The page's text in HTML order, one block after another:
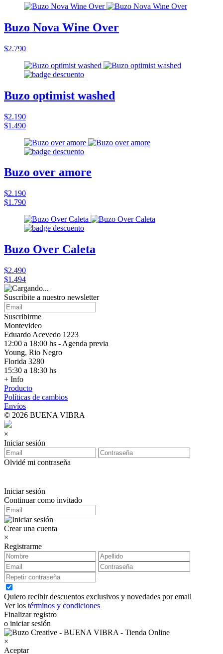
Buzo Nova Wine Over
$2.790
Buzo optimist washed
$2.190
$1.490
Buzo over amore
$2.190
$1.790
Buzo Over Caleta
$2.490
$1.494
Suscribite a nuestro newsletter
Suscribirme
Montevideo
Eduardo Acevedo 1223
12:00 a 18:00 hs - Agenda previa
Young, Rio Negro
Florida 3280
15:30 a 18:30 hs
+ Info
Producto
Políticas de cambios
Envíos
© 2026 BUENA VIBRA
×
Iniciar sesión
Olvidé mi contraseña
Iniciar sesión
Continuar como invitado
Crear una cuenta
×
Registrarme
Quiero recibir descuentos exclusivos y novedades por email
Ver los términos y condiciones
Finalizar registro
o iniciar sesión
×
Aceptar